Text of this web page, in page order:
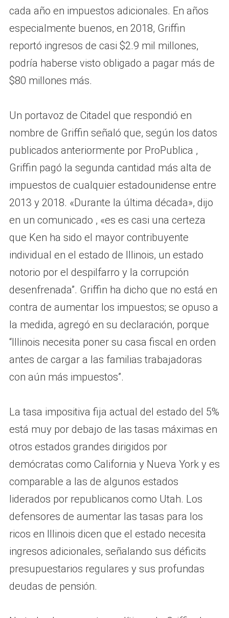
cada año en impuestos adicionales. En años
especialmente buenos, en 2018, Griffin
reportó ingresos de casi $2.9 mil millones,
podría haberse visto obligado a pagar más de
$80 millones más.
Un portavoz de Citadel que respondió en
nombre de Griffin señaló que, según los datos
publicados anteriormente por ProPublica ,
Griffin pagó la segunda cantidad más alta de
impuestos de cualquier estadounidense entre
2013 y 2018. «Durante la última década», dijo
en un comunicado , «es es casi una certeza
que Ken ha sido el mayor contribuyente
individual en el estado de Illinois, un estado
notorio por el despilfarro y la corrupción
desenfrenada”. Griffin ha dicho que no está en
contra de aumentar los impuestos; se opuso a
la medida, agregó en su declaración, porque
“Illinois necesita poner su casa fiscal en orden
antes de cargar a las familias trabajadoras
con aún más impuestos”.
La tasa impositiva fija actual del estado del 5%
está muy por debajo de las tasas máximas en
otros estados grandes dirigidos por
demócratas como California y Nueva York y es
comparable a las de algunos estados
liderados por republicanos como Utah. Los
defensores de aumentar las tasas para los
ricos en Illinois dicen que el estado necesita
ingresos adicionales, señalando sus déficits
presupuestarios regulares y sus profundas
deudas de pensión.